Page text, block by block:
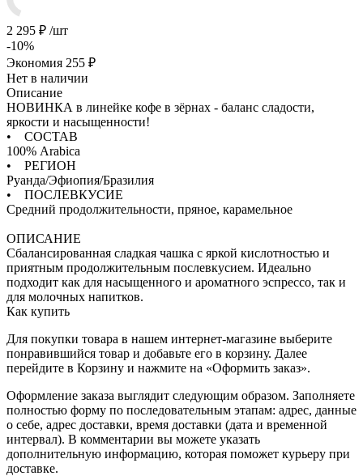
2 295 ₽ /шт
-10%
Экономия 255 ₽
Нет в наличии
Описание
НОВИНКА в линейке кофе в зёрнах - баланс сладости,
яркости и насыщенности!
• СОСТАВ
100% Arabica
• РЕГИОН
Руанда/Эфиопия/Бразилия
• ПОСЛЕВКУСИЕ
Средний продолжительности, пряное, карамельное
ОПИСАНИЕ
Сбалансированная сладкая чашка с яркой кислотностью и
приятным продолжительным послевкусием. Идеально
подходит как для насыщенного и ароматного эспрессо, так и
для молочных напитков.
Как купить
Для покупки товара в нашем интернет-магазине выберите
понравившийся товар и добавьте его в корзину. Далее
перейдите в Корзину и нажмите на «Оформить заказ».
Оформление заказа выглядит следующим образом. Заполняете
полностью форму по последовательным этапам: адрес, данные
о себе, адрес доставки, время доставки (дата и временной
интервал). В комментарии вы можете указать
дополнительную информацию, которая поможет курьеру при
доставке.